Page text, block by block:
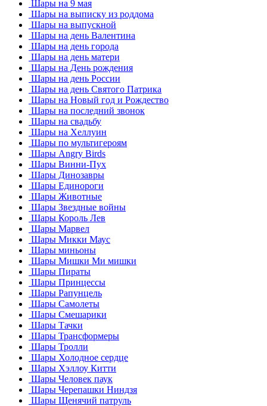
Шары на 9 мая
Шары на выписку из роддома
Шары на выпускной
Шары на день Валентина
Шары на день города
Шары на день матери
Шары на День рождения
Шары на день России
Шары на день Святого Патрика
Шары на Новый год и Рождество
Шары на последний звонок
Шары на свадьбу
Шары на Хеллуин
Шары по мультигероям
Шары Angry Birds
Шары Винни-Пух
Шары Динозавры
Шары Единороги
Шары Животные
Шары Звездные войны
Шары Король Лев
Шары Марвел
Шары Микки Маус
Шары миньоны
Шары Мишки Ми мишки
Шары Пираты
Шары Принцессы
Шары Рапунцель
Шары Самолеты
Шары Смешарики
Шары Тачки
Шары Трансформеры
Шары Тролли
Шары Холодное сердце
Шары Хэллоу Китти
Шары Человек паук
Шары Черепашки Ниндзя
Шары Щенячий патруль